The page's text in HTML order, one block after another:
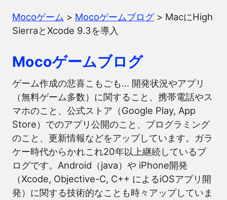
Mocoゲーム > Mocoゲームブログ> MacにHigh
SierraとXcode 9.3を導入
Mocoゲームブログ
ゲーム作成の悲喜こもごも… 開発状況やアプリ
（無料ゲーム多数）に関すること、携帯電話やス
マホのこと、公式ストア（Google Play, App
Store）でのアプリ公開のこと、プログラミング
のこと、更新情報などをアップしています。ガラ
ケー時代からかれこれ20年以上継続しているブ
ログです。Android（java）や iPhone開発
（Xcode, Objective-C, C++ によるiOSアプリ開
発）に関する技術的なことも時々アップしていま